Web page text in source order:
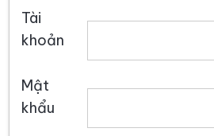
Tài
khoản
Mật
khẩu